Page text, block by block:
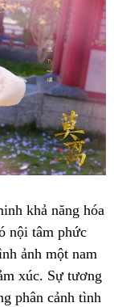
khả năng hóa
nội tâm phức
ảnh một nam
xúc. Sự tương
phân cảnh tình